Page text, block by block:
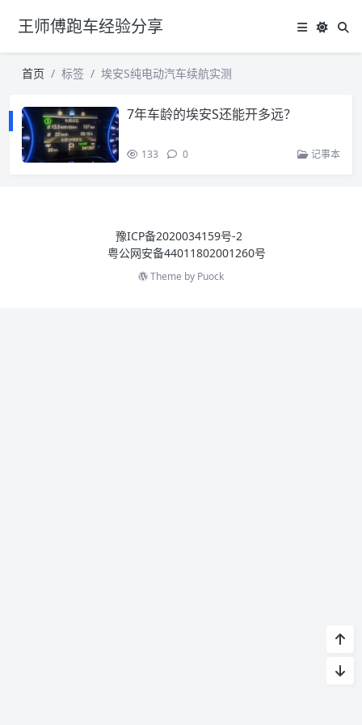
王师傅跑车经验分享
首页 标签 埃安S纯电动汽车续航实测
7年车龄的埃安S还能开多远？
133 0 记事本
豫ICP备2020034159号-2
粤公网安备44011802001260号
Theme by Puock